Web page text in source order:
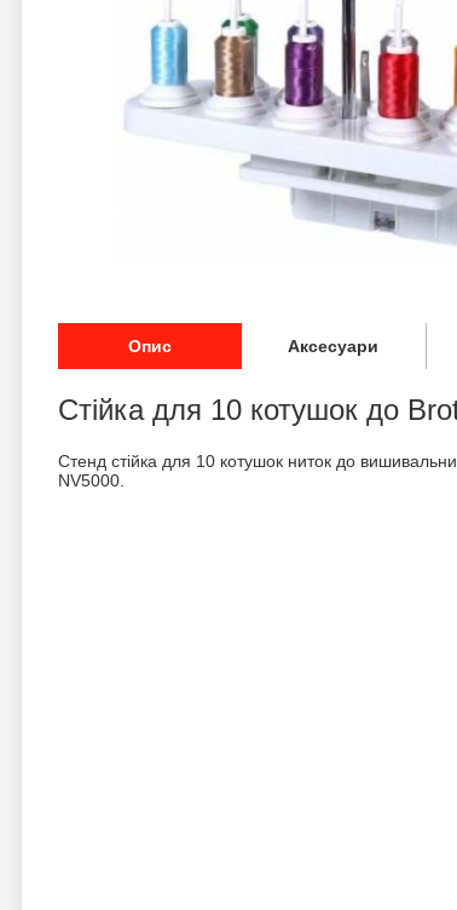
Опис Аксесуари
Стійка для 10 котушок до
Стенд стійка для 10 котушок ниток до
NV5000.